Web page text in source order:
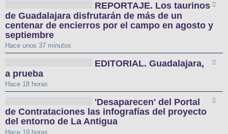
REPORTAJE. Los taurinos
de Guadalajara disfrutarán de más de un
centenar de encierros por el campo en agosto y
septiembre
Hace unos 37 minutos
EDITORIAL. Guadalajara,
a prueba
Hace 18 horas
'Desaparecen' del Portal
de Contrataciones las infografías del proyecto
del entorno de La Antigua
Hace 19 horas